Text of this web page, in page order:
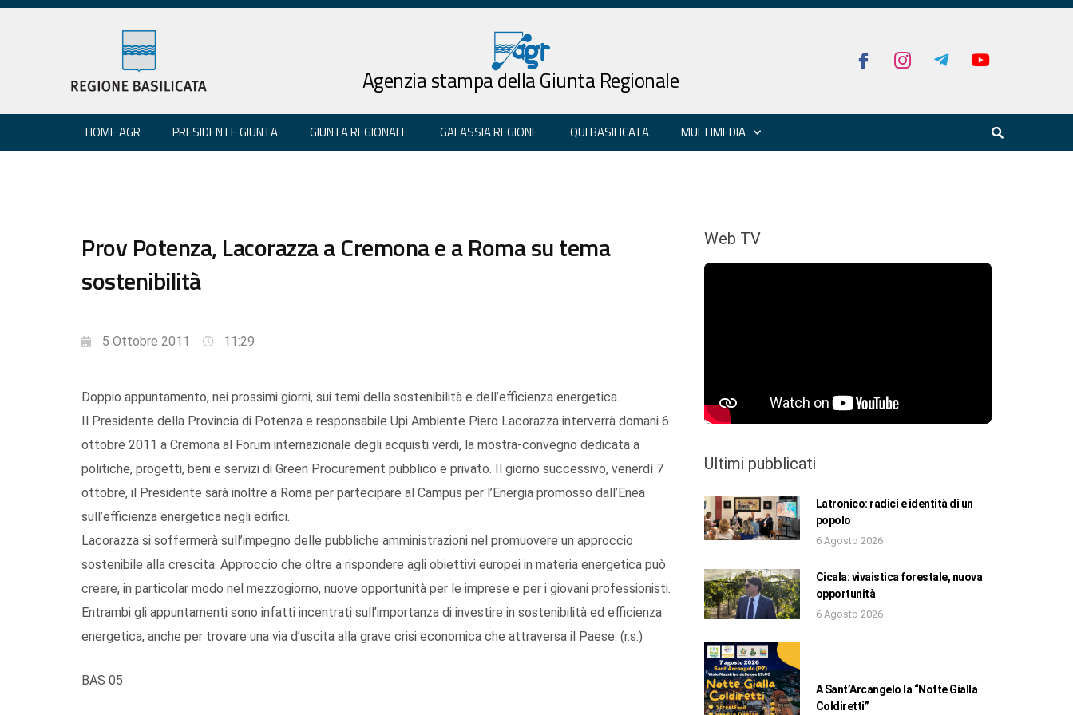
Agenzia stampa della Giunta Regionale
HOME AGR PRESIDENTE GIUNTA GIUNTA REGIONALE GALASSIA REGIONE QUI BASILICATA MULTIMEDIA
Prov Potenza, Lacorazza a Cremona e a Roma su tema
sostenibilità
5 Ottobre 2011 11:29
Doppio appuntamento, nei prossimi giorni, sui temi della sostenibilità e dell’efficienza energetica.
Il Presidente della Provincia di Potenza e responsabile Upi Ambiente Piero Lacorazza interverrà domani 6
ottobre 2011 a Cremona al Forum internazionale degli acquisti verdi, la mostra-convegno dedicata a
politiche, progetti, beni e servizi di Green Procurement pubblico e privato. Il giorno successivo, venerdì 7
ottobre, il Presidente sarà inoltre a Roma per partecipare al Campus per l’Energia promosso dall’Enea
sull’efficienza energetica negli edifici.
Lacorazza si soffermerà sull’impegno delle pubbliche amministrazioni nel promuovere un approccio
sostenibile alla crescita. Approccio che oltre a rispondere agli obiettivi europei in materia energetica può
creare, in particolar modo nel mezzogiorno, nuove opportunità per le imprese e per i giovani professionisti.
Entrambi gli appuntamenti sono infatti incentrati sull’importanza di investire in sostenibilità ed efficienza
energetica, anche per trovare una via d’uscita alla grave crisi economica che attraversa il Paese. (r.s.)
BAS 05
Web TV
Ultimi pubblicati
Latronico: radici e identità di un
popolo
6 Agosto 2026
Cicala: vivaistica forestale, nuova
opportunità
6 Agosto 2026
A Sant’Arcangelo la “Notte Gialla
Coldiretti”